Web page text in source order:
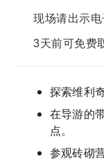
现场请出示电
3天前可免费
探索维利
在导游的
点。
参观砖砌